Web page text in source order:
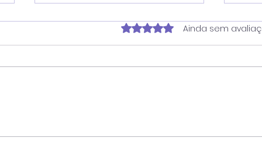
contra dependência em
Avaliado com 0 de 5
Ainda sem